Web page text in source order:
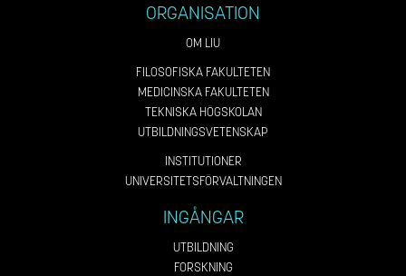
ORGANISATION
OM LIU
FILOSOFISKA FAKULTETEN
MEDICINSKA FAKULTETEN
TEKNISKA HÖGSKOLAN
UTBILDNINGSVETENSKAP
INSTITUTIONER
UNIVERSITETSFÖRVALTNINGEN
INGÅNGAR
UTBILDNING
FORSKNING